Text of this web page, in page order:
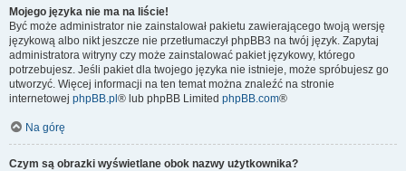
Mojego języka nie ma na liście!
Być może administrator nie zainstalował pakietu zawierającego twoją wersję
językową albo nikt jeszcze nie przetłumaczył phpBB3 na twój język. Zapytaj
administratora witryny czy może zainstalować pakiet językowy, którego
potrzebujesz. Jeśli pakiet dla twojego języka nie istnieje, może spróbujesz go
utworzyć. Więcej informacji na ten temat można znaleźć na stronie
internetowej phpBB.pl ® lub phpBB Limited phpBB.com®
Na górę
Czym są obrazki wyświetlane obok nazwy użytkownika?